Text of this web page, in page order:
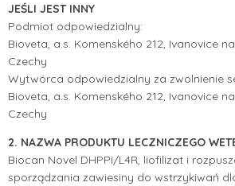
JEŚLI JEST INNY
Podmiot odpowiedzialny:
Bioveta, a.s. Komenského 212, Ivanovice
Czechy
Wytwórca odpowiedzialny za zwolnienie
Bioveta, a.s. Komenského 212, Ivanovice
Czechy
2. NAZWA PRODUKTU LECZNICZEGO
Biocan Novel DHPPi/L4R, liofilizat i
sporządzania zawiesiny do wstrzykiwań